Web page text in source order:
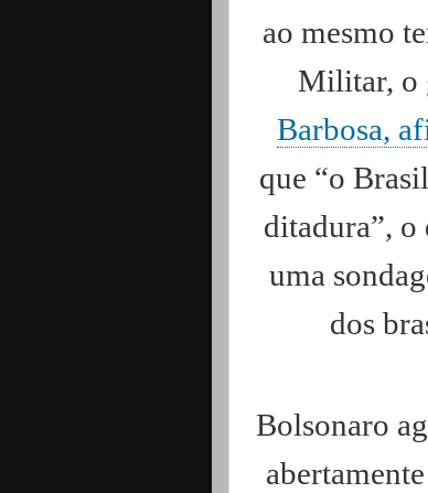
ao mesmo
Militar, o
Barbosa,
que “o
ditadura”, o
uma
dos
Bolsonaro